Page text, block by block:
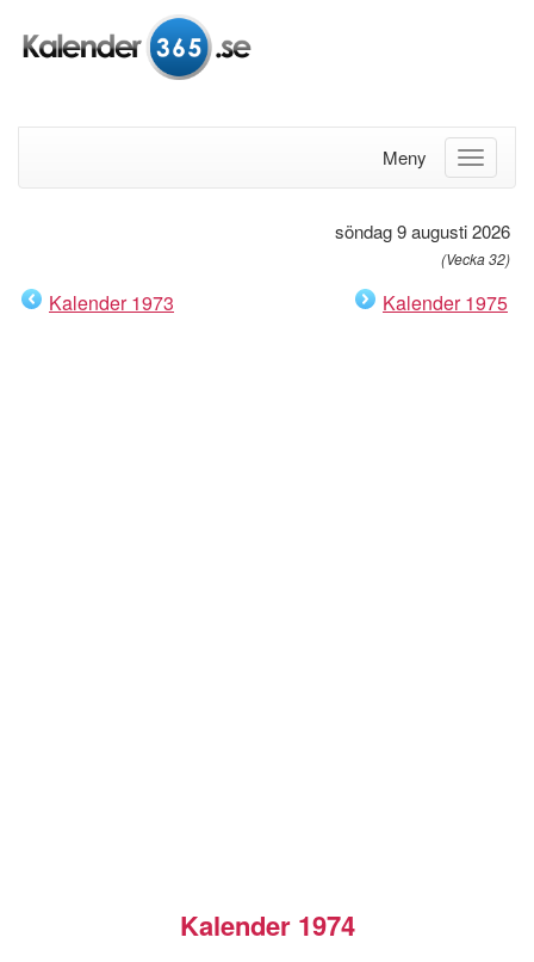
Meny
söndag 9 augusti 2026
(Vecka 32)
Kalender 1973 Kalender 1975
Kalender 1974